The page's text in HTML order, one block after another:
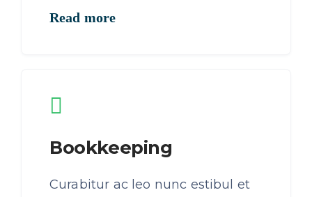
Read more
Bookkeeping
Curabitur ac leo nunc estibul et